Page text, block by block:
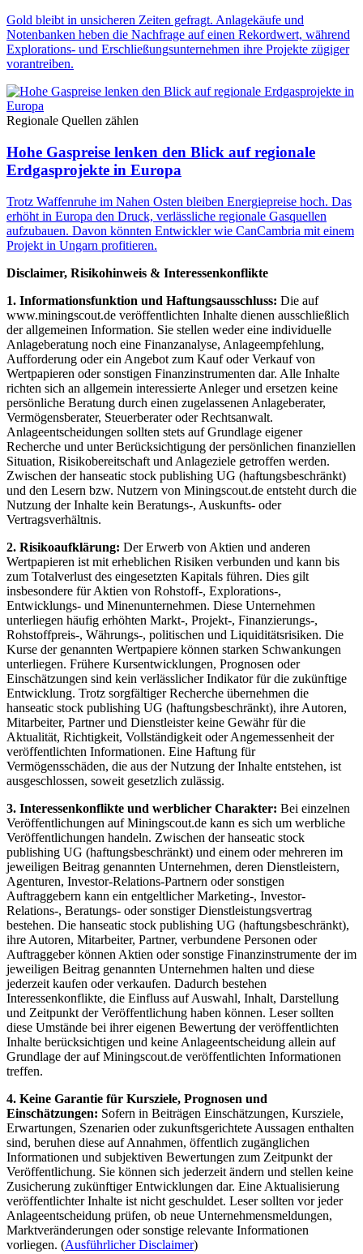
Gold bleibt in unsicheren Zeiten gefragt. Anlagekäufe und
Notenbanken heben die Nachfrage auf einen Rekordwert, während
Explorations- und Erschließungsunternehmen ihre Projekte zügiger
vorantreiben.
Regionale Quellen zählen
Hohe Gaspreise lenken den Blick auf regionale
Erdgasprojekte in Europa
Trotz Waffenruhe im Nahen Osten bleiben Energiepreise hoch. Das
erhöht in Europa den Druck, verlässliche regionale Gasquellen
aufzubauen. Davon könnten Entwickler wie CanCambria mit einem
Projekt in Ungarn profitieren.
Disclaimer, Risikohinweis & Interessenkonflikte
1. Informationsfunktion und Haftungsausschluss: Die auf
www.miningscout.de veröffentlichten Inhalte dienen ausschließlich
der allgemeinen Information. Sie stellen weder eine individuelle
Anlageberatung noch eine Finanzanalyse, Anlageempfehlung,
Aufforderung oder ein Angebot zum Kauf oder Verkauf von
Wertpapieren oder sonstigen Finanzinstrumenten dar. Alle Inhalte
richten sich an allgemein interessierte Anleger und ersetzen keine
persönliche Beratung durch einen zugelassenen Anlageberater,
Vermögensberater, Steuerberater oder Rechtsanwalt.
Anlageentscheidungen sollten stets auf Grundlage eigener
Recherche und unter Berücksichtigung der persönlichen finanziellen
Situation, Risikobereitschaft und Anlageziele getroffen werden.
Zwischen der hanseatic stock publishing UG (haftungsbeschränkt)
und den Lesern bzw. Nutzern von Miningscout.de entsteht durch die
Nutzung der Inhalte kein Beratungs-, Auskunfts- oder
Vertragsverhältnis.
2. Risikoaufklärung: Der Erwerb von Aktien und anderen
Wertpapieren ist mit erheblichen Risiken verbunden und kann bis
zum Totalverlust des eingesetzten Kapitals führen. Dies gilt
insbesondere für Aktien von Rohstoff-, Explorations-,
Entwicklungs- und Minenunternehmen. Diese Unternehmen
unterliegen häufig erhöhten Markt-, Projekt-, Finanzierungs-,
Rohstoffpreis-, Währungs-, politischen und Liquiditätsrisiken. Die
Kurse der genannten Wertpapiere können starken Schwankungen
unterliegen. Frühere Kursentwicklungen, Prognosen oder
Einschätzungen sind kein verlässlicher Indikator für die zukünftige
Entwicklung. Trotz sorgfältiger Recherche übernehmen die
hanseatic stock publishing UG (haftungsbeschränkt), ihre Autoren,
Mitarbeiter, Partner und Dienstleister keine Gewähr für die
Aktualität, Richtigkeit, Vollständigkeit oder Angemessenheit der
veröffentlichten Informationen. Eine Haftung für
Vermögensschäden, die aus der Nutzung der Inhalte entstehen, ist
ausgeschlossen, soweit gesetzlich zulässig.
3. Interessenkonflikte und werblicher Charakter: Bei einzelnen
Veröffentlichungen auf Miningscout.de kann es sich um werbliche
Veröffentlichungen handeln. Zwischen der hanseatic stock
publishing UG (haftungsbeschränkt) und einem oder mehreren im
jeweiligen Beitrag genannten Unternehmen, deren Dienstleistern,
Agenturen, Investor-Relations-Partnern oder sonstigen
Auftraggebern kann ein entgeltlicher Marketing-, Investor-
Relations-, Beratungs- oder sonstiger Dienstleistungsvertrag
bestehen. Die hanseatic stock publishing UG (haftungsbeschränkt),
ihre Autoren, Mitarbeiter, Partner, verbundene Personen oder
Auftraggeber können Aktien oder sonstige Finanzinstrumente der im
jeweiligen Beitrag genannten Unternehmen halten und diese
jederzeit kaufen oder verkaufen. Dadurch bestehen
Interessenkonflikte, die Einfluss auf Auswahl, Inhalt, Darstellung
und Zeitpunkt der Veröffentlichung haben können. Leser sollten
diese Umstände bei ihrer eigenen Bewertung der veröffentlichten
Inhalte berücksichtigen und keine Anlageentscheidung allein auf
Grundlage der auf Miningscout.de veröffentlichten Informationen
treffen.
4. Keine Garantie für Kursziele, Prognosen und
Einschätzungen: Sofern in Beiträgen Einschätzungen, Kursziele,
Erwartungen, Szenarien oder zukunftsgerichtete Aussagen enthalten
sind, beruhen diese auf Annahmen, öffentlich zugänglichen
Informationen und subjektiven Bewertungen zum Zeitpunkt der
Veröffentlichung. Sie können sich jederzeit ändern und stellen keine
Zusicherung zukünftiger Entwicklungen dar. Eine Aktualisierung
veröffentlichter Inhalte ist nicht geschuldet. Leser sollten vor jeder
Anlageentscheidung prüfen, ob neue Unternehmensmeldungen,
Marktveränderungen oder sonstige relevante Informationen
vorliegen. (Ausführlicher Disclaimer)